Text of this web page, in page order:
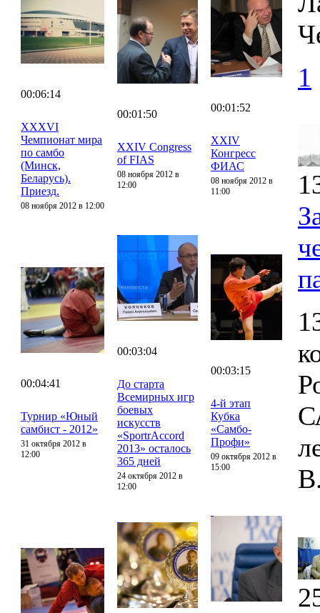
00:06:14
XXXVI
Чемпионат мира
по самбо
(Минск,
Беларусь).
Приезд.
08 ноября 2012 в 12:00
00:01:50
XXIV Congress
of FIAS
08 ноября 2012 в
12:00
00:01:52
XXIV
Конгресс
ФИАС
08 ноября 2012 в
11:00
00:04:41
Турнир «Юный
самбист - 2012»
31 октября 2012 в
12:00
00:03:04
До старта
Всемирных игр
боевых
искусств
«SportrAccord
2013» осталось
365 дней
24 октября 2012 в
12:00
00:03:15
4-й этап
Кубка
«Самбо-
Профи»
09 октября 2012 в
15:00
1